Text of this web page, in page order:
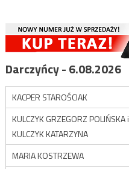
Darczyńcy - 6.08.2026
KACPER STAROŚCIAK
KULCZYK GRZEGORZ POLIŃSKA i
KULCZYK KATARZYNA
MARIA KOSTRZEWA